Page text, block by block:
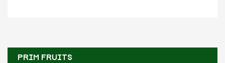
PRIM FRUITS